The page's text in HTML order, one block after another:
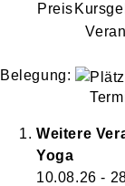
Preis
Belegung:
Weitere
Yoga
10.08.26 -